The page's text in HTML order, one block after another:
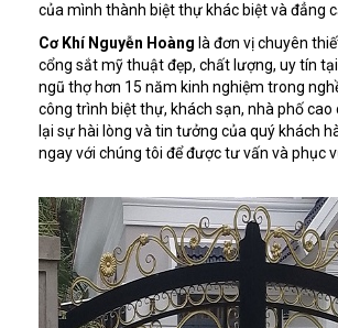
của mình thành biệt thự khác biệt và đẳng
Cơ Khí Nguyễn Hoàng là đơn vị chuyên
cổng sắt mỹ thuật đẹp, chất lượng, uy tín tại
ngũ thợ hơn 15 năm kinh nghiệm trong
công trình biệt thự, khách sạn, nhà phố
lại sự hài lòng và tin tưởng của quý khách
ngay với chúng tôi để được tư vấn và phục